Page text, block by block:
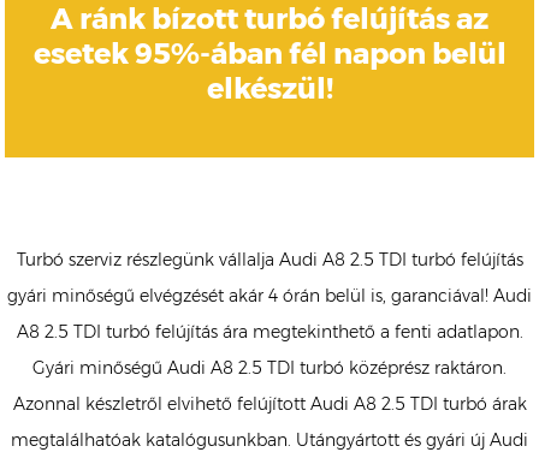
A ránk bízott turbó felújítás az
esetek 95%-ában fél napon belül
elkészül!
Turbó szerviz részlegünk vállalja Audi A8 2.5 TDI turbó felújítás
gyári minőségű elvégzését akár 4 órán belül is, garanciával! Audi
A8 2.5 TDI turbó felújítás ára megtekinthető a fenti adatlapon.
Gyári minőségű Audi A8 2.5 TDI turbó középrész raktáron.
Azonnal készletről elvihető felújított Audi A8 2.5 TDI turbó árak
megtalálhatóak katalógusunkban. Utángyártott és gyári új Audi